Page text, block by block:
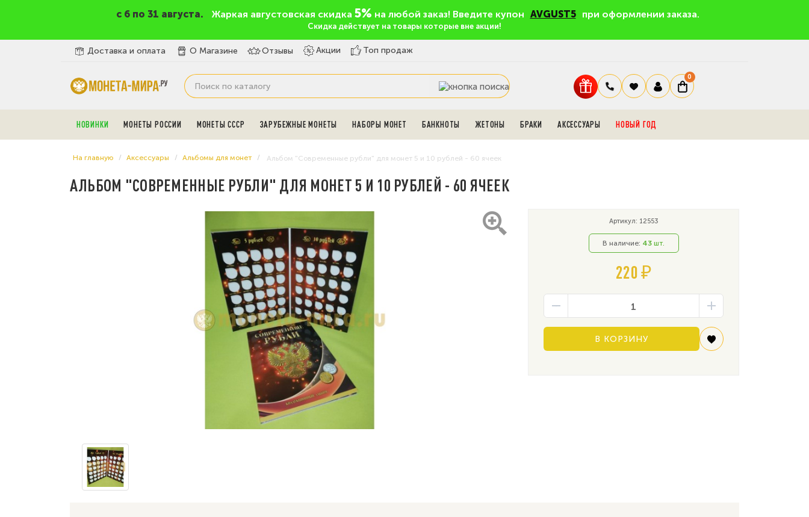
c 6 по 31 августа. Жаркая августовская скидка 5% на любой заказ! Введите купон AVGUST5 при оформлении заказа.
Скидка действует на товары которые вне акции!
Доставка и оплата О Магазине Отзывы Акции Топ продаж
0
НОВИНКИ МОНЕТЫ РОССИИ МОНЕТЫ СССР ЗАРУБЕЖНЫЕ МОНЕТЫ НАБОРЫ МОНЕТ БАНКНОТЫ ЖЕТОНЫ БРАКИ АКСЕССУАРЫ НОВЫЙ ГОД
На главную Аксессуары Альбомы для монет Альбом "Современные рубли" для монет 5 и 10 рублей - 60 ячеек
АЛЬБОМ "СОВРЕМЕННЫЕ РУБЛИ" ДЛЯ МОНЕТ 5 И 10 РУБЛЕЙ - 60 ЯЧЕЕК
Артикул: 12553
В наличие: 43 шт.
220 ₽
В КОРЗИНУ